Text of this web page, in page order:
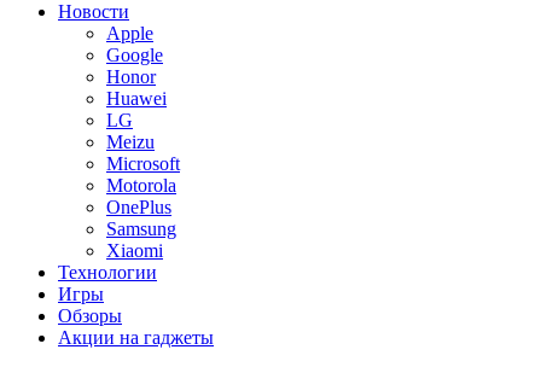
Новости
Apple
Google
Honor
Huawei
LG
Meizu
Microsoft
Motorola
OnePlus
Samsung
Xiaomi
Технологии
Игры
Обзоры
Акции на гаджеты